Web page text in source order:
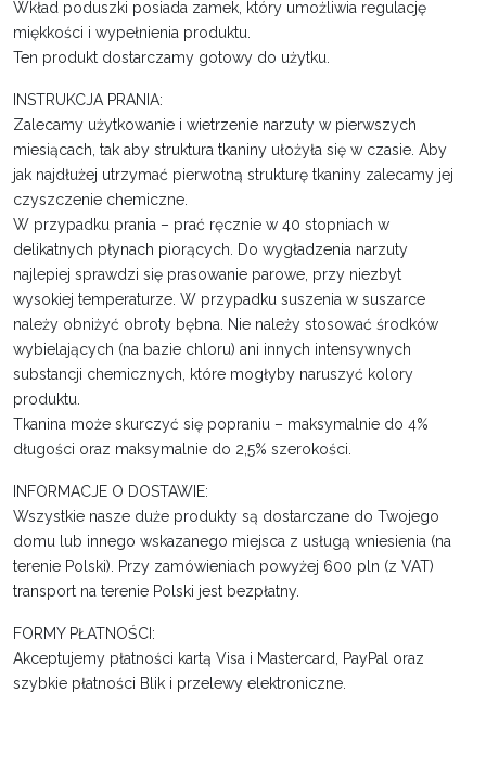
Wkład poduszki posiada zamek, który umożliwia regulację
miękkości i wypełnienia produktu.
Ten produkt dostarczamy gotowy do użytku.
INSTRUKCJA PRANIA:
Zalecamy użytkowanie i wietrzenie narzuty w pierwszych
miesiącach, tak aby struktura tkaniny ułożyła się w czasie. Aby
jak najdłużej utrzymać pierwotną strukturę tkaniny zalecamy jej
czyszczenie chemiczne.
W przypadku prania – prać ręcznie w 40 stopniach w
delikatnych płynach piorących. Do wygładzenia narzuty
najlepiej sprawdzi się prasowanie parowe, przy niezbyt
wysokiej temperaturze. W przypadku suszenia w suszarce
należy obniżyć obroty bębna. Nie należy stosować środków
wybielających (na bazie chloru) ani innych intensywnych
substancji chemicznych, które mogłyby naruszyć kolory
produktu.
Tkanina może skurczyć się popraniu – maksymalnie do 4%
długości oraz maksymalnie do 2,5% szerokości.
INFORMACJE O DOSTAWIE:
Wszystkie nasze duże produkty są dostarczane do Twojego
domu lub innego wskazanego miejsca z usługą wniesienia (na
terenie Polski). Przy zamówieniach powyżej 600 pln (z VAT)
transport na terenie Polski jest bezpłatny.
FORMY PŁATNOŚCI:
Akceptujemy płatności kartą Visa i Mastercard, PayPal oraz
szybkie płatności Blik i przelewy elektroniczne.